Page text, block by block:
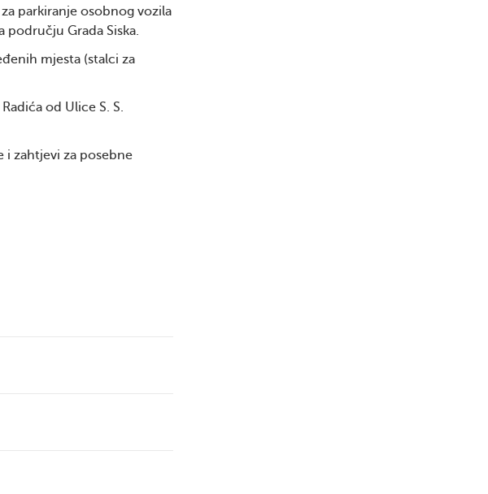
parkiranje osobnog vozila
Grada Siska.
mjesta (stalci za
od Ulice S. S.
i zahtjevi za posebne